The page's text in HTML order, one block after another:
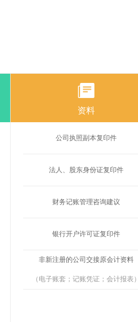
资料
公司执照副本复印件
法人、股东身份证复印件
财务记账管理咨询建议
银行开户许可证复印件
非新注册的公司交接原会计资料
（电子账套；记账凭证；会计报表）